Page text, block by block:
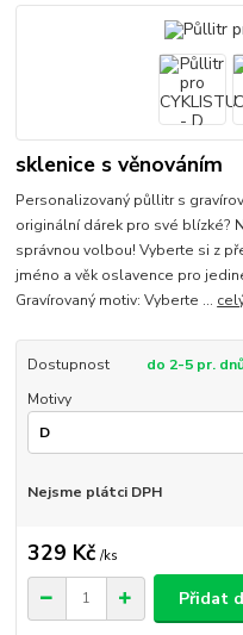
sklenice s věnováním
Personalizovaný půllitr s
originální dárek pro své blízké?
správnou volbou! Vyberte si z
jméno a věk oslavence pro
Gravírovaný motiv: Vyberte ...
Dostupnost
do 2-5 pr.
Motivy
Nejsme plátci DPH
329 Kč /ks
Přidat